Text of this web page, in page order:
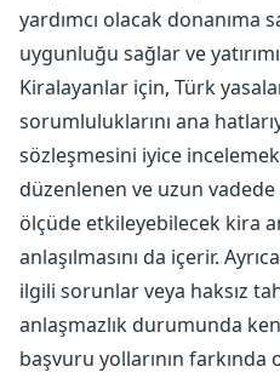
yardımcı olacak donanıma
uygunluğu sağlar ve
Kiralayanlar için, Türk
sorumluluklarını ana
sözleşmesini iyice
düzenlenen ve uzun
ölçüde etkileyebilecek kira
anlaşılmasını da içerir.
ilgili sorunlar veya haksız
anlaşmazlık durumunda
başvuru yollarının farkında